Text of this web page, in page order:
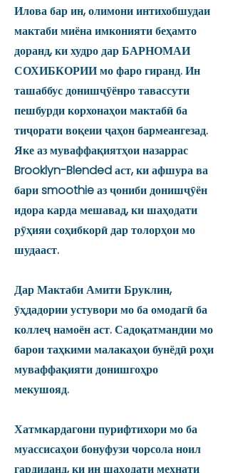
Илова бар ин, олимони интихобшудаи
мактаби миёна имконияти беҳамто
доранд, ки худро дар БАРНОМАИ
СОХИБКОРИИ мо фаро гиранд. Ин
ташаббус донишҷӯёнро тавассути
пешбурди корхонаҳои мактабӣ ба
тиҷорати воқеии ҷаҳон бармеангезад.
Яке аз муваффақиятҳои назаррас
Brooklyn-Blended аст, ки афшура ва
бари smoothie аз ҷониби донишҷӯён
идора карда мешавад, ки шаҳодати
рӯҳияи соҳибкорӣ дар толорҳои мо
шудааст.
Дар Мактаби Амити Бруклин,
ӯҳдадории устувори мо ба омодагӣ ба
коллеҷ намоён аст. Садоқатмандии мо
барои таҳкими малакаҳои бунёдӣ роҳи
муваффақияти донишгоҳро
мекушояд.
Хатмкардагони пурифтихори мо ба
муассисаҳои бонуфузи чорсола ноил
гардиданд, ки ин шаҳодати меҳнати